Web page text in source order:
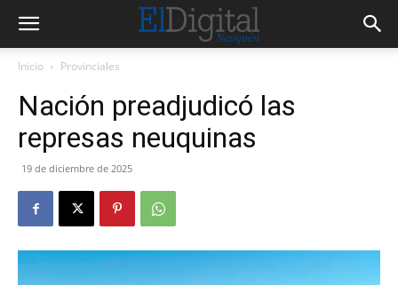
Inicio Provinciales
Nación preadjudicó las
represas neuquinas
19 de diciembre de 2025